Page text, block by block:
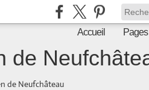
Accueil Pages
de
de Neufchâteau